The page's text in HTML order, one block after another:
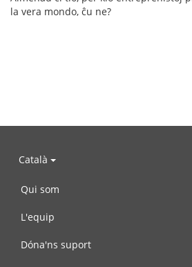
la vera mondo, ĉu ne?
Català
Qui som
L'equip
Dóna'ns suport